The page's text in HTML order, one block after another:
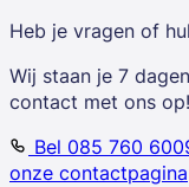
Heb je vragen of
Wij staan je 7
contact met ons op!
Bel 085 760
onze contactpagina